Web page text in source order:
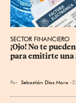
SECTOR FINANCIERO
¡Ojo! No te
para emitirte una
Por Sebastián Díaz Mora